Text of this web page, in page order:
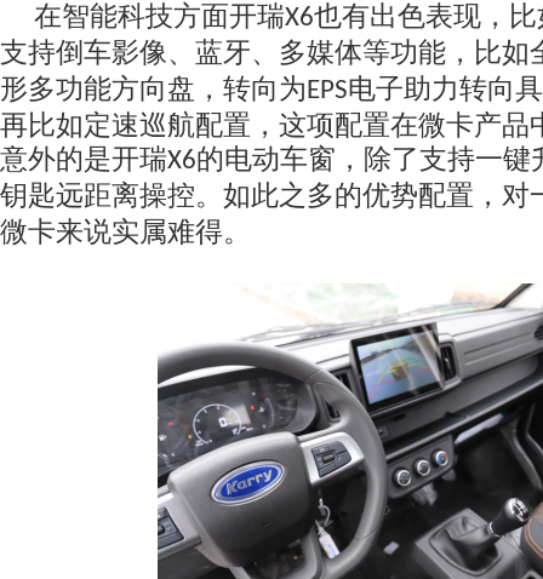
在智能科技方面开瑞X6也有出色表现，比
支持倒车影像、蓝牙、多媒体等功能，比如
形多功能方向盘，转向为EPS电子助力转向
再比如定速巡航配置，这项配置在微卡产品
意外的是开瑞X6的电动车窗，除了支持一键
钥匙远距离操控。 如此之多的优势配置， 对
微卡来说实属难得。